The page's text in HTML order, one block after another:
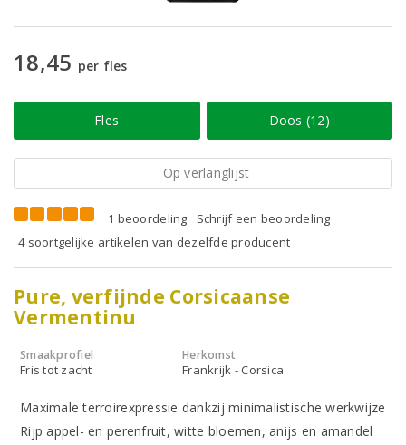
18,45 per fles
Fles Doos (12)
Op verlanglijst
1 beoordeling
Schrijf een beoordeling
4 soortgelijke artikelen van dezelfde producent
Pure, verfijnde Corsicaanse
Vermentinu
Smaakprofiel
Fris tot zacht
Herkomst
Frankrijk - Corsica
Maximale terroirexpressie dankzij minimalistische werkwijze
Rijp appel- en perenfruit, witte bloemen, anijs en amandel